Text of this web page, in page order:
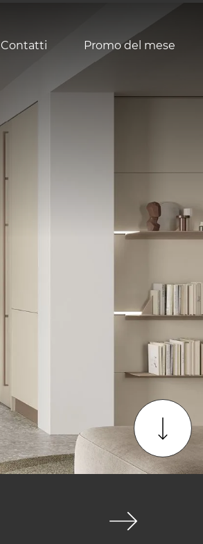
Contatti Promo del mese